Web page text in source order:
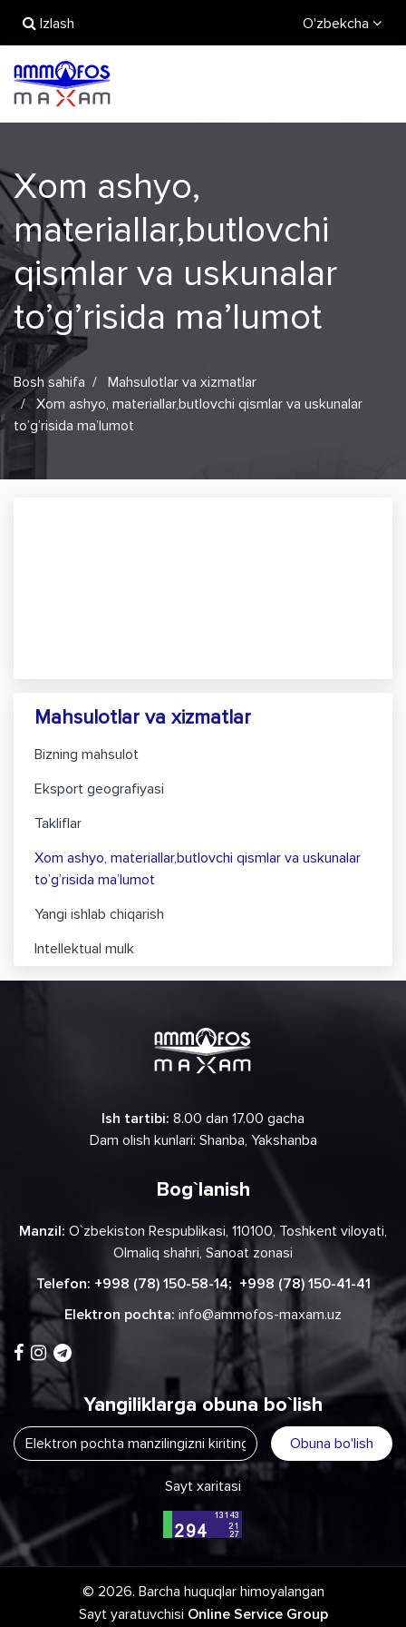
Izlash O'zbekcha
Xom ashyo,
materiallar,butlovchi
qismlar va uskunalar
to’g’risida ma’lumot
Bosh sahifa
Mahsulotlar va xizmatlar
Xom ashyo, materiallar,butlovchi qismlar va uskunalar
to’g’risida ma’lumot
Mahsulotlar va xizmatlar
Bizning mahsulot
Eksport geografiyasi
Takliflar
Xom ashyo, materiallar,butlovchi qismlar va uskunalar
to’g’risida ma’lumot
Yangi ishlab chiqarish
Intellektual mulk
Ish tartibi: 8.00 dan 17.00 gacha
Dam olish kunlari: Shanba, Yakshanba
Bog`lanish
Manzil: O`zbekiston Respublikasi, 110100, Toshkent viloyati,
Olmaliq shahri, Sanoat zonasi
Telefon: +998 (78) 150-58-14; +998 (78) 150-41-41
Elektron pochta: info@ammofos-maxam.uz
Yangiliklarga obuna bo`lish
Obuna bo'lish
Sayt xaritasi
© 2026. Barcha huquqlar himoyalangan
Sayt yaratuvchisi Online Service Group